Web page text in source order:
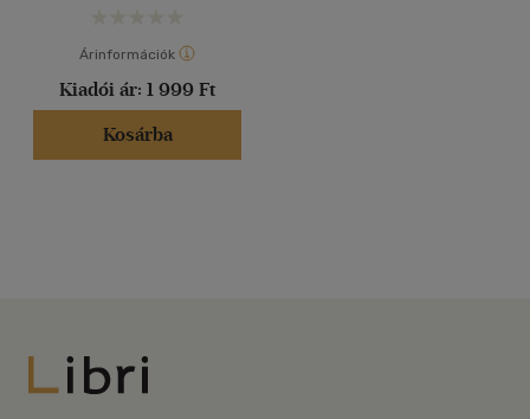
Árinformációk
Kiadói ár: 1 999 Ft
Kosárba
Libri